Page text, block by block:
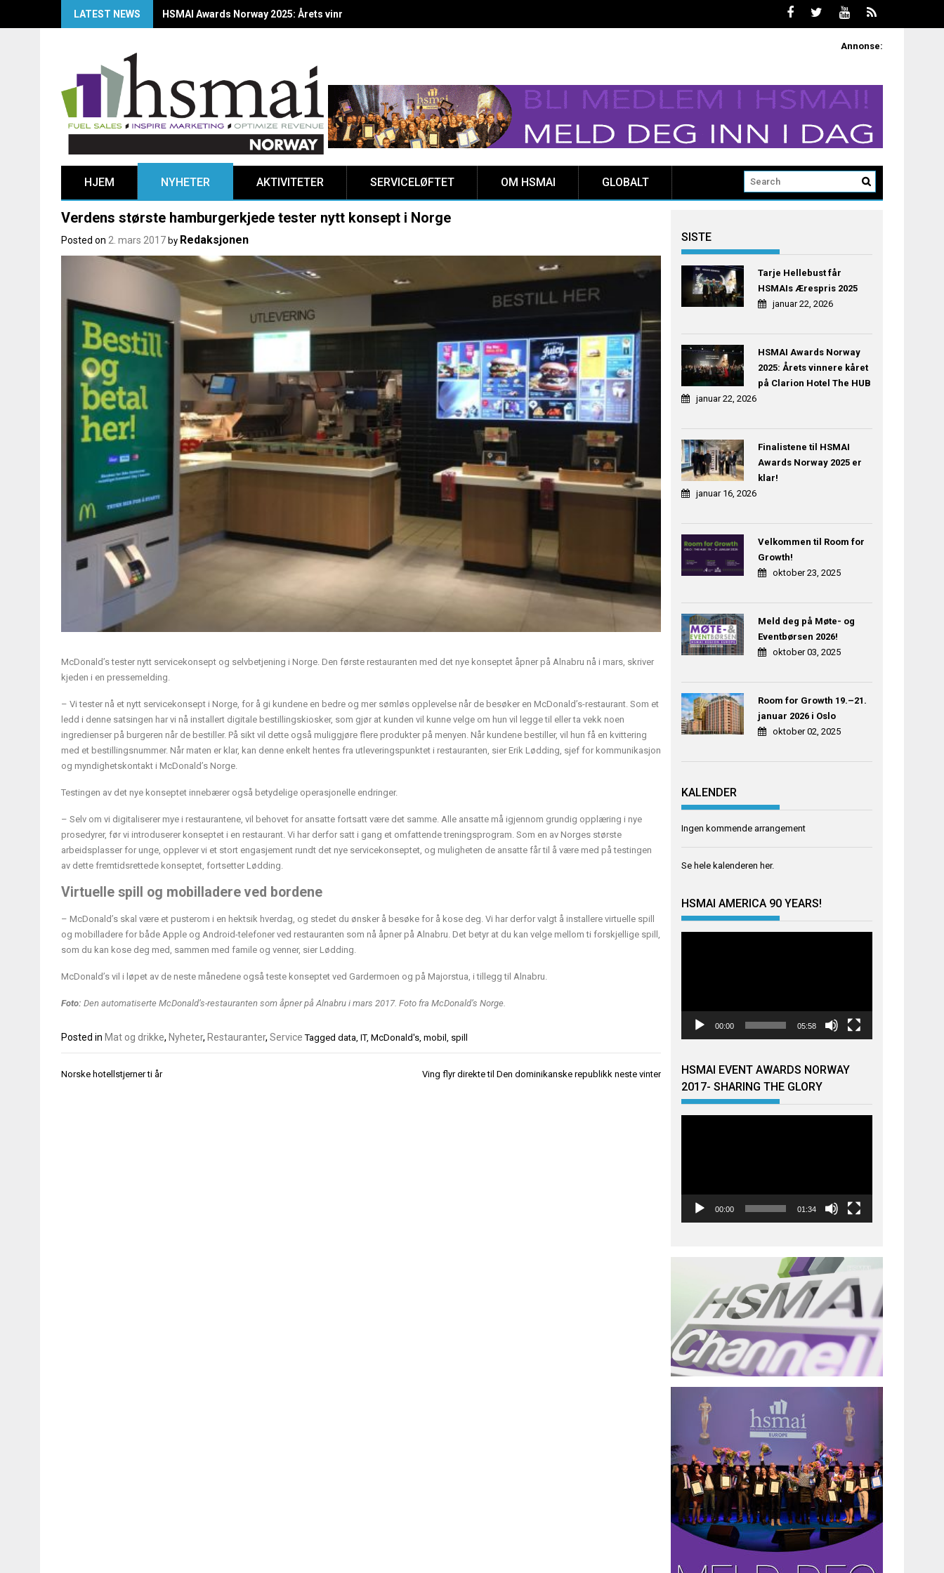
LATEST NEWS HSMAI Awards Norway 2025: Årets vinnere kåret på Clarion Hotel The HUB
Annonse:
HJEM NYHETER AKTIVITETER SERVICELØFTET OM HSMAI GLOBALT
Verdens største hamburgerkjede tester nytt konsept i Norge
Posted on 2. mars 2017 by Redaksjonen
McDonald’s tester nytt servicekonsept og selvbetjening i Norge. Den første restauranten med det nye konseptet åpner på Alnabru nå i mars, skriver
kjeden i en pressemelding.
– Vi tester nå et nytt servicekonsept i Norge, for å gi kundene en bedre og mer sømløs opplevelse når de besøker en McDonald’s-restaurant. Som et
ledd i denne satsingen har vi nå installert digitale bestillingskiosker, som gjør at kunden vil kunne velge om hun vil legge til eller ta vekk noen
ingredienser på burgeren når de bestiller. På sikt vil dette også muliggjøre flere produkter på menyen. Når kundene bestiller, vil hun få en kvittering
med et bestillingsnummer. Når maten er klar, kan denne enkelt hentes fra utleveringspunktet i restauranten, sier Erik Lødding, sjef for kommunikasjon
og myndighetskontakt i McDonald’s Norge.
Testingen av det nye konseptet innebærer også betydelige operasjonelle endringer.
– Selv om vi digitaliserer mye i restaurantene, vil behovet for ansatte fortsatt være det samme. Alle ansatte må igjennom grundig opplæring i nye
prosedyrer, før vi introduserer konseptet i en restaurant. Vi har derfor satt i gang et omfattende treningsprogram. Som en av Norges største
arbeidsplasser for unge, opplever vi et stort engasjement rundt det nye servicekonseptet, og muligheten de ansatte får til å være med på testingen
av dette fremtidsrettede konseptet, fortsetter Lødding.
Virtuelle spill og mobilladere ved bordene
– McDonald’s skal være et pusterom i en hektsik hverdag, og stedet du ønsker å besøke for å kose deg. Vi har derfor valgt å installere virtuelle spill
og mobilladere for både Apple og Android-telefoner ved restauranten som nå åpner på Alnabru. Det betyr at du kan velge mellom ti forskjellige spill,
som du kan kose deg med, sammen med famile og venner, sier Lødding.
McDonald’s vil i løpet av de neste månedene også teste konseptet ved Gardermoen og på Majorstua, i tillegg til Alnabru.
Foto: Den automatiserte McDonald’s-restauranten som åpner på Alnabru i mars 2017. Foto fra McDonald’s Norge.
Posted in Mat og drikke, Nyheter, Restauranter, Service Tagged data IT, McDonald's mobil spill
Innleggsnavigasjon
Norske hotellstjerner ti år Ving flyr direkte til Den dominikanske republikk neste vinter
SISTE
Tarje Hellebust får
HSMAIs Ærespris 2025
januar 22, 2026
HSMAI Awards Norway
2025: Årets vinnere kåret
på Clarion Hotel The HUB
januar 22, 2026
Finalistene til HSMAI
Awards Norway 2025 er
klar!
januar 16, 2026
Velkommen til Room for
Growth!
oktober 23, 2025
Meld deg på Møte- og
Eventbørsen 2026!
oktober 03, 2025
Room for Growth 19.–21.
januar 2026 i Oslo
oktober 02, 2025
KALENDER
Ingen kommende arrangement
Se hele kalenderen her.
HSMAI AMERICA 90 YEARS!
00:00 05:58
HSMAI EVENT AWARDS NORWAY
2017- SHARING THE GLORY
00:00 01:34